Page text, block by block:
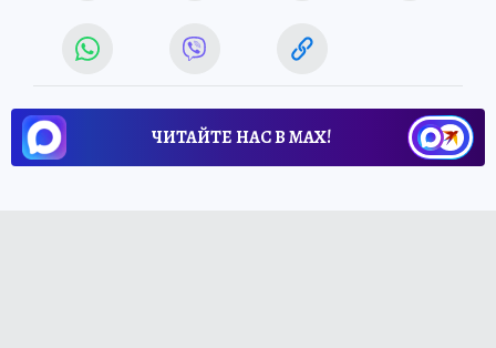
ЧИТАЙТЕ НАС В МАХ!